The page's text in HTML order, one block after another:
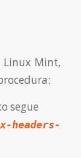
Mint,
segue